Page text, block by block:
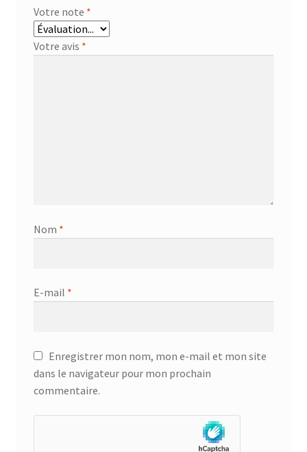
Votre note *
Votre avis *
Nom *
E-mail *
Enregistrer mon nom, mon e-mail et mon site
dans le navigateur pour mon prochain
commentaire.